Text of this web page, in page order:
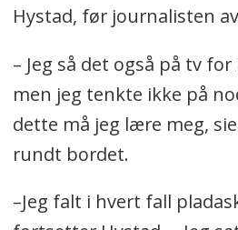
Hystad, før journalisten
– Jeg så det også på tv
men jeg tenkte ikke på
dette må jeg lære meg,
rundt bordet.
–Jeg falt i hvert fall